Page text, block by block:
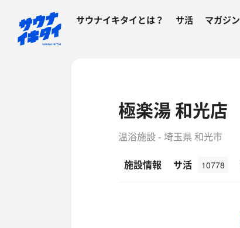
サウナイキタイとは？ サ活 マガジン
極楽湯 和光店
温浴施設 - 埼玉県 和光市
施設情報
サ活 10778